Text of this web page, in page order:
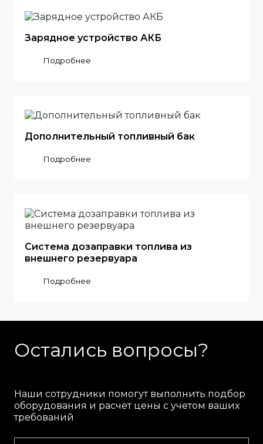
Зарядное устройство АКБ
Подробнее
Дополнительный топливный бак
Подробнее
Система дозаправки топлива из
внешнего резервуара
Подробнее
Остались вопросы?
Наши сотрудники помогут выполнить подбор
оборудования и расчет цены с учетом ваших
требований